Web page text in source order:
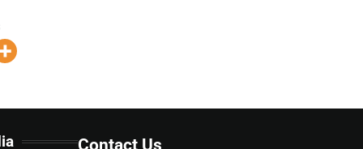
Contact Us